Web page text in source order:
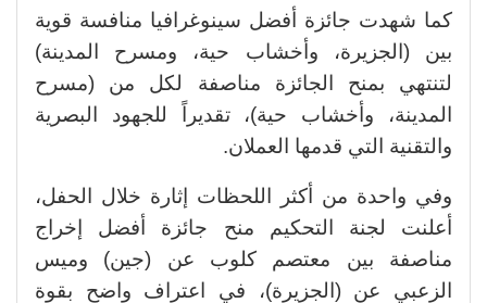
كما شهدت جائزة أفضل سينوغرافيا منافسة قوية
بين (الجزيرة، وأخشاب حية، ومسرح المدينة)
لتنتهي بمنح الجائزة مناصفة لكل من (مسرح
المدينة، وأخشاب حية)، تقديراً للجهود البصرية
والتقنية التي قدمها العملان.
وفي واحدة من أكثر اللحظات إثارة خلال الحفل،
أعلنت لجنة التحكيم منح جائزة أفضل إخراج
مناصفة بين معتصم كلوب عن (جين) وميس
الزعبي عن (الجزيرة)، في اعتراف واضح بقوة